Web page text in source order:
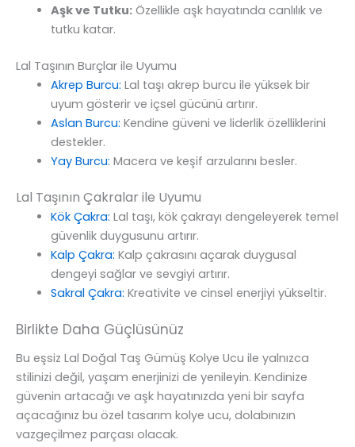
Aşk ve Tutku:Özellikle aşk hayatında canlılık ve
tutku katar.
Lal Taşının Burçlar ile Uyumu
Akrep Burcu: Lal taşı akrep burcu ile yüksek bir
uyum gösterir ve içsel gücünü artırır.
Aslan Burcu: Kendine güveni ve liderlik özelliklerini
destekler.
Yay Burcu: Macera ve keşif arzularını besler.
Lal Taşının Çakralar ile Uyumu
Kök Çakra: Lal taşı, kök çakrayı dengeleyerek temel
güvenlik duygusunu artırır.
Kalp Çakra: Kalp çakrasını açarak duygusal
dengeyi sağlar ve sevgiyi artırır.
Sakral Çakra: Kreativite ve cinsel enerjiyi yükseltir.
Birlikte Daha Güçlüsünüz
Bu eşsiz Lal Doğal Taş Gümüş Kolye Ucu ile yalnızca
stilinizi değil, yaşam enerjinizi de yenileyin. Kendinize
güvenin artacağı ve aşk hayatınızda yeni bir sayfa
açacağınız bu özel tasarım kolye ucu, dolabınızın
vazgeçilmez parçası olacak.